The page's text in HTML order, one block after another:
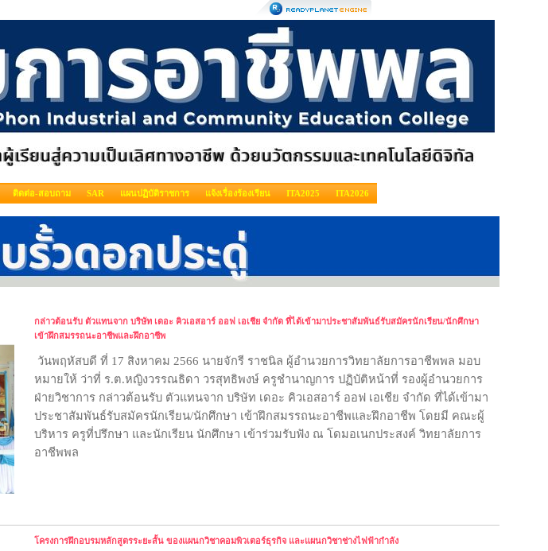
ติดต่อ-สอบถาม SAR แผนปฏิบัติราชการ แจ้งเรื่องร้องเรียน ITA2025 ITA2026
กล่าวต้อนรับ ตัวแทนจาก บริษัท เดอะ คิวเอสอาร์ ออฟ เอเชีย จำกัด ที่ได้เข้ามาประชาสัมพันธ์รับสมัครนักเรียน/นักศึกษา
เข้าฝึกสมรรถนะอาชีพและฝึกอาชีพ
วันพฤหัสบดี ที่ 17 สิงหาคม 2566 นายจักรี ราชนิล ผู้อำนวยการวิทยาลัยการอาชีพพล มอบ
หมายให้ ว่าที่ ร.ต.หญิงวรรณธิดา วรสุทธิพงษ์ ครูชำนาญการ ปฏิบัติหน้าที่ รองผู้อำนวยการ
ฝ่ายวิชาการ กล่าวต้อนรับ ตัวแทนจาก บริษัท เดอะ คิวเอสอาร์ ออฟ เอเชีย จำกัด ที่ได้เข้ามา
ประชาสัมพันธ์รับสมัครนักเรียน/นักศึกษา เข้าฝึกสมรรถนะอาชีพและฝึกอาชีพ โดยมี คณะผู้
บริหาร ครูที่ปรึกษา และนักเรียน นักศึกษา เข้าร่วมรับฟัง ณ โดมอเนกประสงค์ วิทยาลัยการ
อาชีพพล
โครงการฝึกอบรมหลักสูตรระยะสั้น ของแผนกวิชาคอมพิวเตอร์ธุรกิจ และแผนกวิชาช่างไฟฟ้ากำลัง